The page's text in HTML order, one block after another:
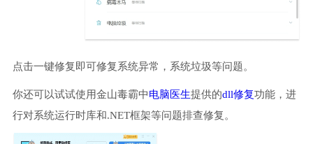
点击一键修复即可修复系统异常，系统垃圾等问题。
你还可以试试使用金山毒霸中电脑医生提供的dll修复功能，进
行对系统运行时库和.NET框架等问题排查修复。